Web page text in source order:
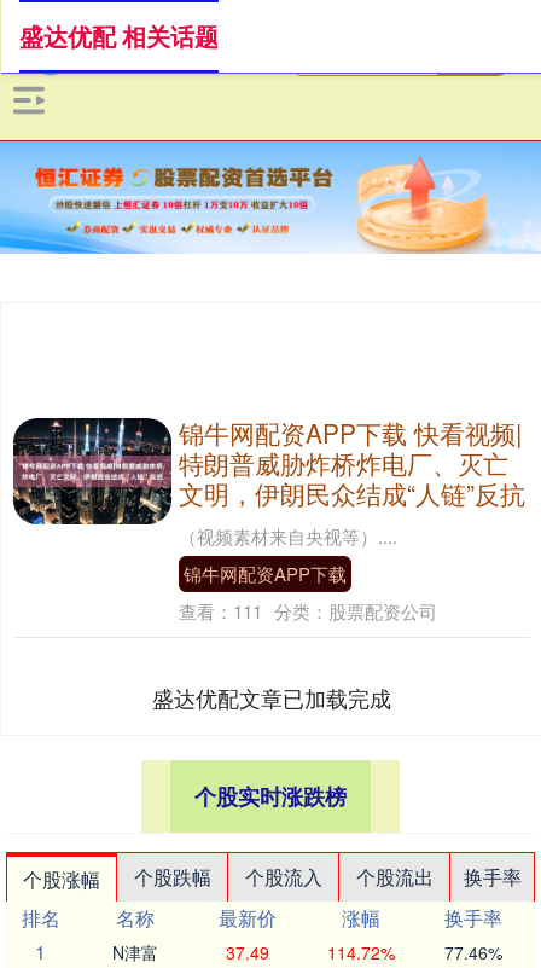
盛达优配 相关话题
锦牛网配资APP下载 快看视频|
特朗普威胁炸桥炸电厂、灭亡
文明，伊朗民众结成“人链”反抗
（视频素材来自央视等）....
锦牛网配资APP下载
查看： 111 分类： 股票配资公司
盛达优配文章已加载完成
个股实时涨跌榜
个股涨幅 个股跌幅 个股流入 个股流出
换手率
排名
名称 最新价 涨幅
换手率
1
N津富 37.49 114.72% 77.46%